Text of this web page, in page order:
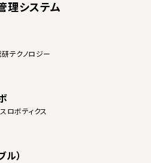
理システム
テクノロジー
ロボティクス
）